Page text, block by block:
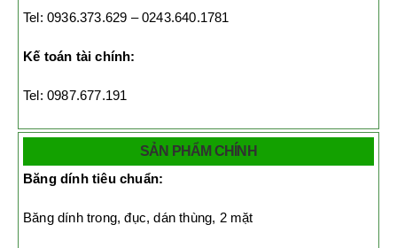
Tel: 0936.373.629 – 0243.640.1781
Kế toán tài chính:
Tel: 0987.677.191
SẢN PHẨM CHÍNH
Băng dính tiêu chuẩn:
Băng dính trong, đục, dán thùng, 2 mặt